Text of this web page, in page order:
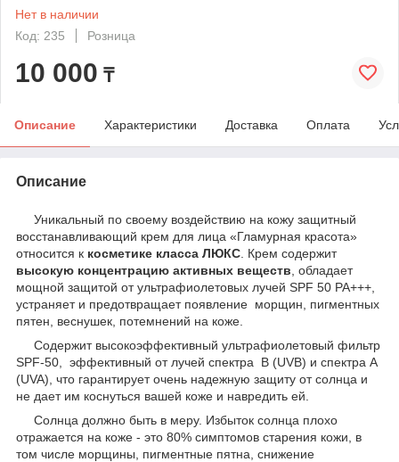
Нет в наличии
Код: 235
Розница
10 000 ₸
Описание Характеристики Доставка Оплата
Описание
Уникальный по своему воздействию на кожу защитный
восстанавливающий крем для лица «Гламурная красота»
относится к косметике класса ЛЮКС . Крем содержит
высокую концентрацию активных веществ , обладает
мощной защитой от ультрафиолетовых лучей SPF 50 PA+++,
устраняет и предотвращает появление морщин, пигментных
пятен, веснушек, потемнений на коже.
Содержит высокоэффективный ультрафиолетовый фильтр
SPF-50, эффективный от лучей спектра В (UVB) и спектра А
(UVA), что гарантирует очень надежную защиту от солнца и
не дает им коснуться вашей коже и навредить ей.
Cолнца должно быть в меру. Избыток солнца плохо
отражается на коже - это 80% симптомов старения кожи, в
том числе морщины, пигментные пятна, снижение